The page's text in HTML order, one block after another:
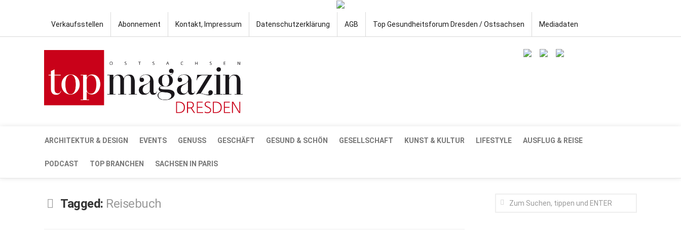
Verkaufsstellen Abonnement Kontakt, Impressum Datenschutzerklärung AGB Top Gesundheitsforum Dresden / Ostsachsen Mediadaten
ARCHITEKTUR & DESIGN EVENTS GENUSS GESCHÄFT GESUND & SCHÖN GESELLSCHAFT KUNST & KULTUR LIFESTYLE AUSFLUG & REISE
PODCAST TOP BRANCHEN SACHSEN IN PARIS
Tagged: Reisebuch